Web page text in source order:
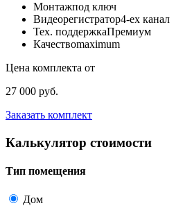
Монтажпод ключ
Видеорегистратор4-ех канал
Тех. поддержкаПремиум
Качествоmaximum
Цена комплекта от
27 000 руб.
Заказать комплект
Калькулятор стоимости
Тип помещения
Дом